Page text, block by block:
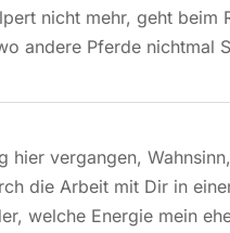
nicht mehr, geht beim
andere Pferde nichtmal
hier vergangen,
die Arbeit mit Dir in
welche Energie mein